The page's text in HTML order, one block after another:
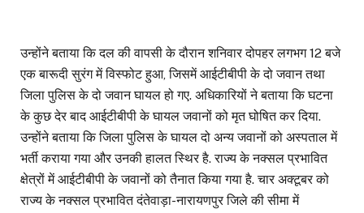
उन्होंने बताया कि दल की वापसी के दौरान शनिवार दोपहर लगभग 12 बजे
एक बारूदी सुरंग में विस्फोट हुआ, जिसमें आईटीबीपी के दो जवान तथा
जिला पुलिस के दो जवान घायल हो गए. अधिकारियों ने बताया कि घटना
के कुछ देर बाद आईटीबीपी के घायल जवानों को मृत घोषित कर दिया.
उन्होंने बताया कि जिला पुलिस के घायल दो अन्य जवानों को अस्पताल में
भर्ती कराया गया और उनकी हालत स्थिर है. राज्य के नक्सल प्रभावित
क्षेत्रों में आईटीबीपी के जवानों को तैनात किया गया है. चार अक्टूबर को
राज्य के नक्सल प्रभावित दंतेवाड़ा-नारायणपुर जिले की सीमा में